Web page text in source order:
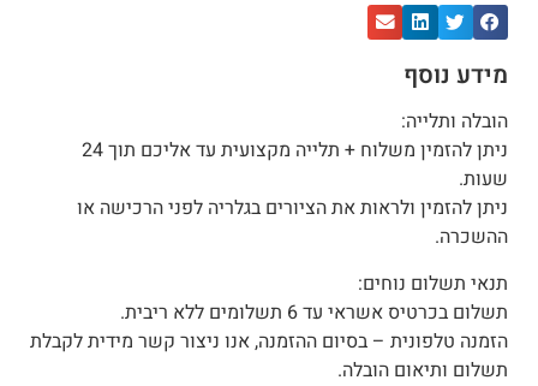
מידע נוסף
הובלה ותלייה:
ניתן להזמין משלוח + תלייה מקצועית עד אליכם תוך 24
שעות.
ניתן להזמין ולראות את הציורים בגלריה לפני הרכישה או
ההשכרה.
תנאי תשלום נוחים:
תשלום בכרטיס אשראי עד 6 תשלומים ללא ריבית.
הזמנה טלפונית – בסיום ההזמנה, אנו ניצור קשר מידית לקבלת
תשלום ותיאום הובלה.